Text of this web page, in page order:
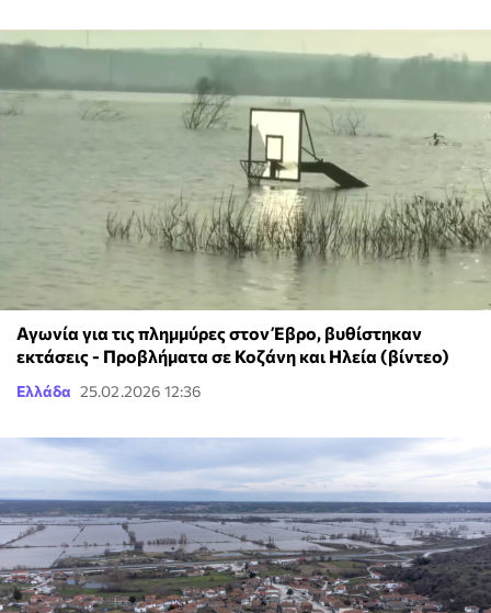
Αγωνία για τις πλημμύρες στον Έβρο, βυθίστηκαν
εκτάσεις - Προβλήματα σε Κοζάνη και Ηλεία (βίντεο)
Ελλάδα 25.02.2026 12:36